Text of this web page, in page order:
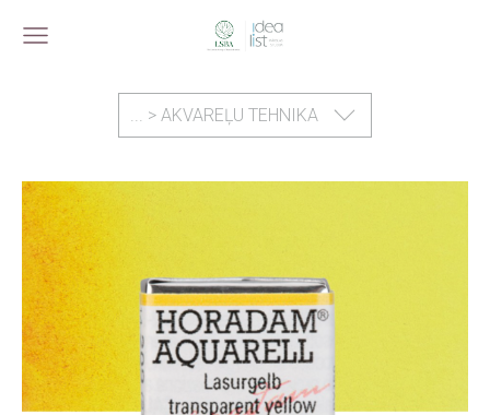
... > AKVAREĻU TEHNIKA